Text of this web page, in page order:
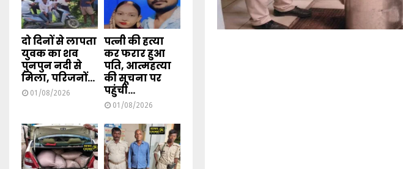
दो दिनों से लापता
युवक का शव
पुनपुन नदी से
मिला, परिजनों...
01/08/2026
पत्नी की हत्या
कर फरार हुआ
पति, आत्महत्या
की सूचना पर
पहुंची...
01/08/2026